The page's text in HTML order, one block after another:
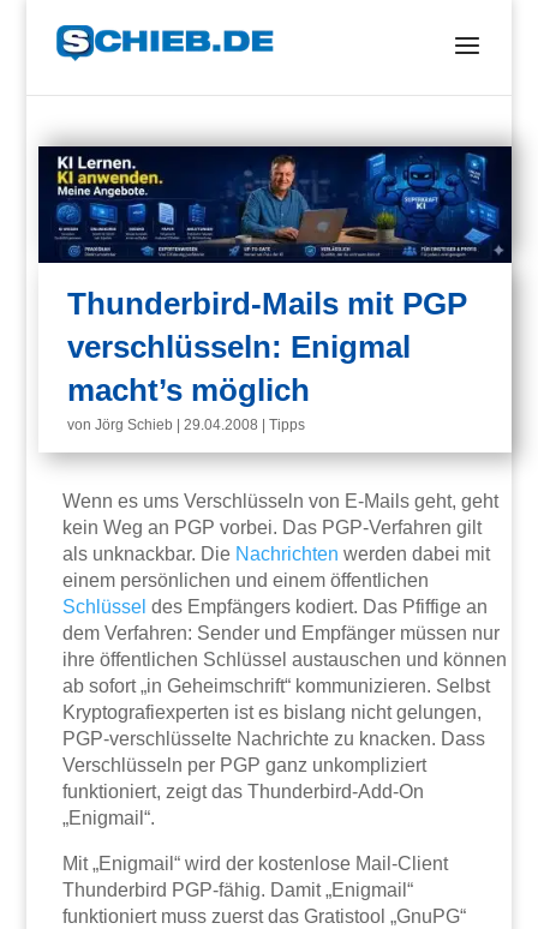
Thunderbird-Mails mit PGP
verschlüsseln: Enigmal
macht’s möglich
vonJörg Schieb |29.04.2008 |Tipps
Wenn es ums Verschlüsseln von E-Mails geht, geht
kein Weg an PGP vorbei. Das PGP-Verfahren gilt
als unknackbar. Die Nachrichten werden dabei mit
einem persönlichen und einem öffentlichen
Schlüssel des Empfängers kodiert. Das Pfiffige an
dem Verfahren: Sender und Empfänger müssen nur
ihre öffentlichen Schlüssel austauschen und können
ab sofort „in Geheimschrift“ kommunizieren. Selbst
Kryptografiexperten ist es bislang nicht gelungen,
PGP-verschlüsselte Nachrichte zu knacken. Dass
Verschlüsseln per PGP ganz unkompliziert
funktioniert, zeigt das Thunderbird-Add-On
„Enigmail“.
Mit „Enigmail“ wird der kostenlose Mail-Client
Thunderbird PGP-fähig. Damit „Enigmail“
funktioniert muss zuerst das Gratistool „GnuPG“